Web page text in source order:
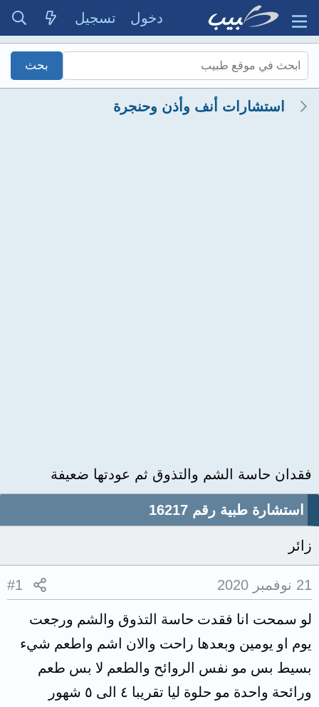
دخول تسجيل
استشارات أنف وأذن وحنجرة
فقدان حاسة الشم والتذوق ثم عودتها ضعيفة
استشارة طبية رقم 16217
زائر
21 نوفمبر 2020 #1
لو سمحت انا فقدت حاسة التذوق والشم ورجعت
يوم او يومين وبعدها راحت والان اشم واطعم شيء
بسيط بس مو نفس الروائح والطعم لا بس طعم
ورائحة واحدة مو حلوة ليا تقريبا ٤ الى ٥ شهور